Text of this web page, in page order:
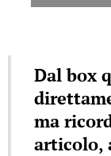
Dal box
ma
articolo,